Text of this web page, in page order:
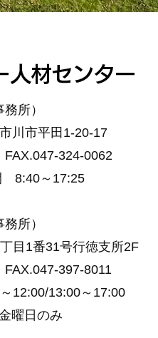
務所）
川市平田1-20-17
324-0062
8:40～17:25
務所）
目1番31号行徳支所2F
397-8011
12:00/13:00～17:00
曜日のみ